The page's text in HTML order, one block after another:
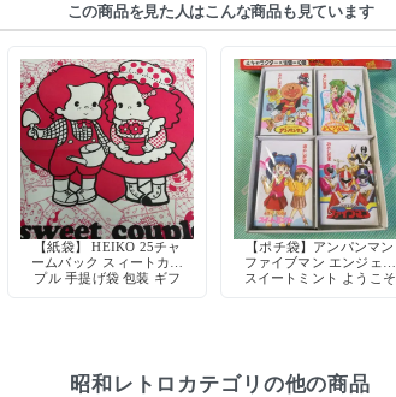
この商品を見た人はこんな商品も見ています
【紙袋】 HEIKO 25チャ
ームバック スィートカッ
プル 手提げ袋 包装 ギフ
【ポチ袋】アンパンマン
ファイブマン エンジェル
スイートミント ようこそ
昭和レトロカテゴリの他の商品